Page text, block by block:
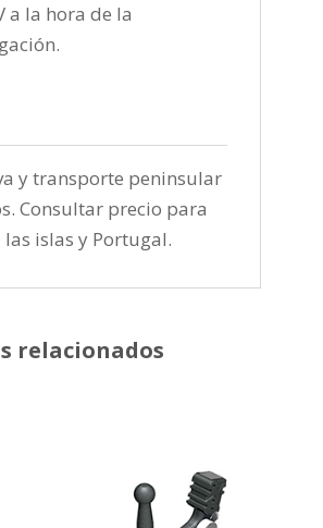
a la hora de la
y transporte peninsular
Consultar precio para
las islas y Portugal.
relacionados